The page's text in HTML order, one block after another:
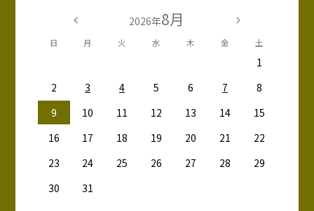
2026年8月
日 月 火 水 木 金 土
1
2
3 4 5 6 7
8
9
10 11 12 13 14
15
16
17 18 19 20 21
22
23
24 25 26 27 28
29
30
31